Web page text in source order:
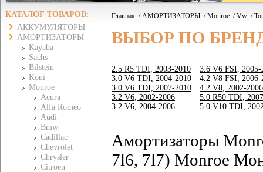
КАТАЛОГ ТОВАРОВ:
АККУМУЛЯТОРЫ
АМОРТИЗАТОРЫ
Kayaba
Sachs
Bilstein
Koni
Monroe
Acura
Alfa Romeo
Audi
Bmw
Cadillac
Chevrolet
Chrysler
Citroen
Главная /АМОРТИЗАТОРЫ /Monroe /Vw /
ВЫБОР ПО
2.5 R5 TDI, 2003-2010
3.0 V6 TDI, 2004-2010
3.0 V6 TDI, 2007-2010
3.2 V6, 2002-2006
3.2 V6, 2004-2006
3.6 V6 FSI, 2005-
4.2 V8 FSI, 2006-
4.2 V8, 2002-2006
5.0 R50 TDI,
5.0 V10 TDI,
Амортизаторы
7l6, 7l7) Monroe